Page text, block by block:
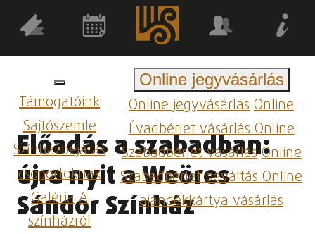
Támogatóink
Sajtószemle
Színházbejárás
csoportoknak
GalériaA
színházról
Online jegyvásárlás
Online jegyvásárlásOnline
Évadbérlet vásárlásOnline
Szabadbérlet vásárlásOnline
Szabadbérlet beváltásOnline
ajándékkártya vásárlás
Előadás a szabadban:
újra nyit a Weöres
Sándor Színház